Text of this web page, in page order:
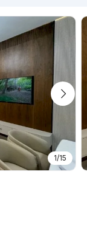
1/15